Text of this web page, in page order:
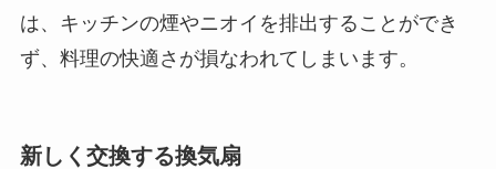
は、キッチンの煙やニオイを排出することができ
ず、料理の快適さが損なわれてしまいます。
新しく交換する換気扇